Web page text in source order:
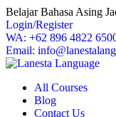
Skip
to
content
Belajar Bahasa Asing
Login/Register
WA: +62 896 4822
Email:
All Courses
Blog
Contact Us